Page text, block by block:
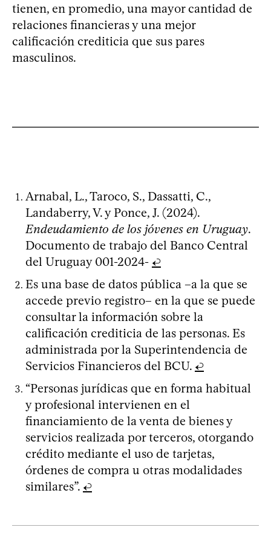
tienen, en promedio, una mayor cantidad de
relaciones financieras y una mejor
calificación crediticia que sus pares
masculinos.
Arnabal, L., Taroco, S., Dassatti, C.,
Landaberry, V. y Ponce, J. (2024).
Endeudamiento de los jóvenes en Uruguay.
Documento de trabajo del Banco Central
del Uruguay 001-2024- ↩
Es una base de datos pública –a la que se
accede previo registro– en la que se puede
consultar la información sobre la
calificación crediticia de las personas. Es
administrada por la Superintendencia de
Servicios Financieros del BCU. ↩
“Personas jurídicas que en forma habitual
y profesional intervienen en el
financiamiento de la venta de bienes y
servicios realizada por terceros, otorgando
crédito mediante el uso de tarjetas,
órdenes de compra u otras modalidades
similares”. ↩